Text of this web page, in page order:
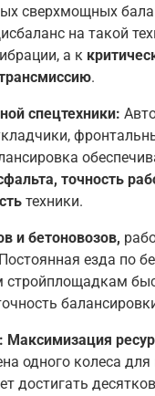
сверхмощных
на такой
а к
.
спецтехники:
точность
техники.
и бетоновозов,
езда по
стройплощадкам
Максимизация
одного колеса для
достигать